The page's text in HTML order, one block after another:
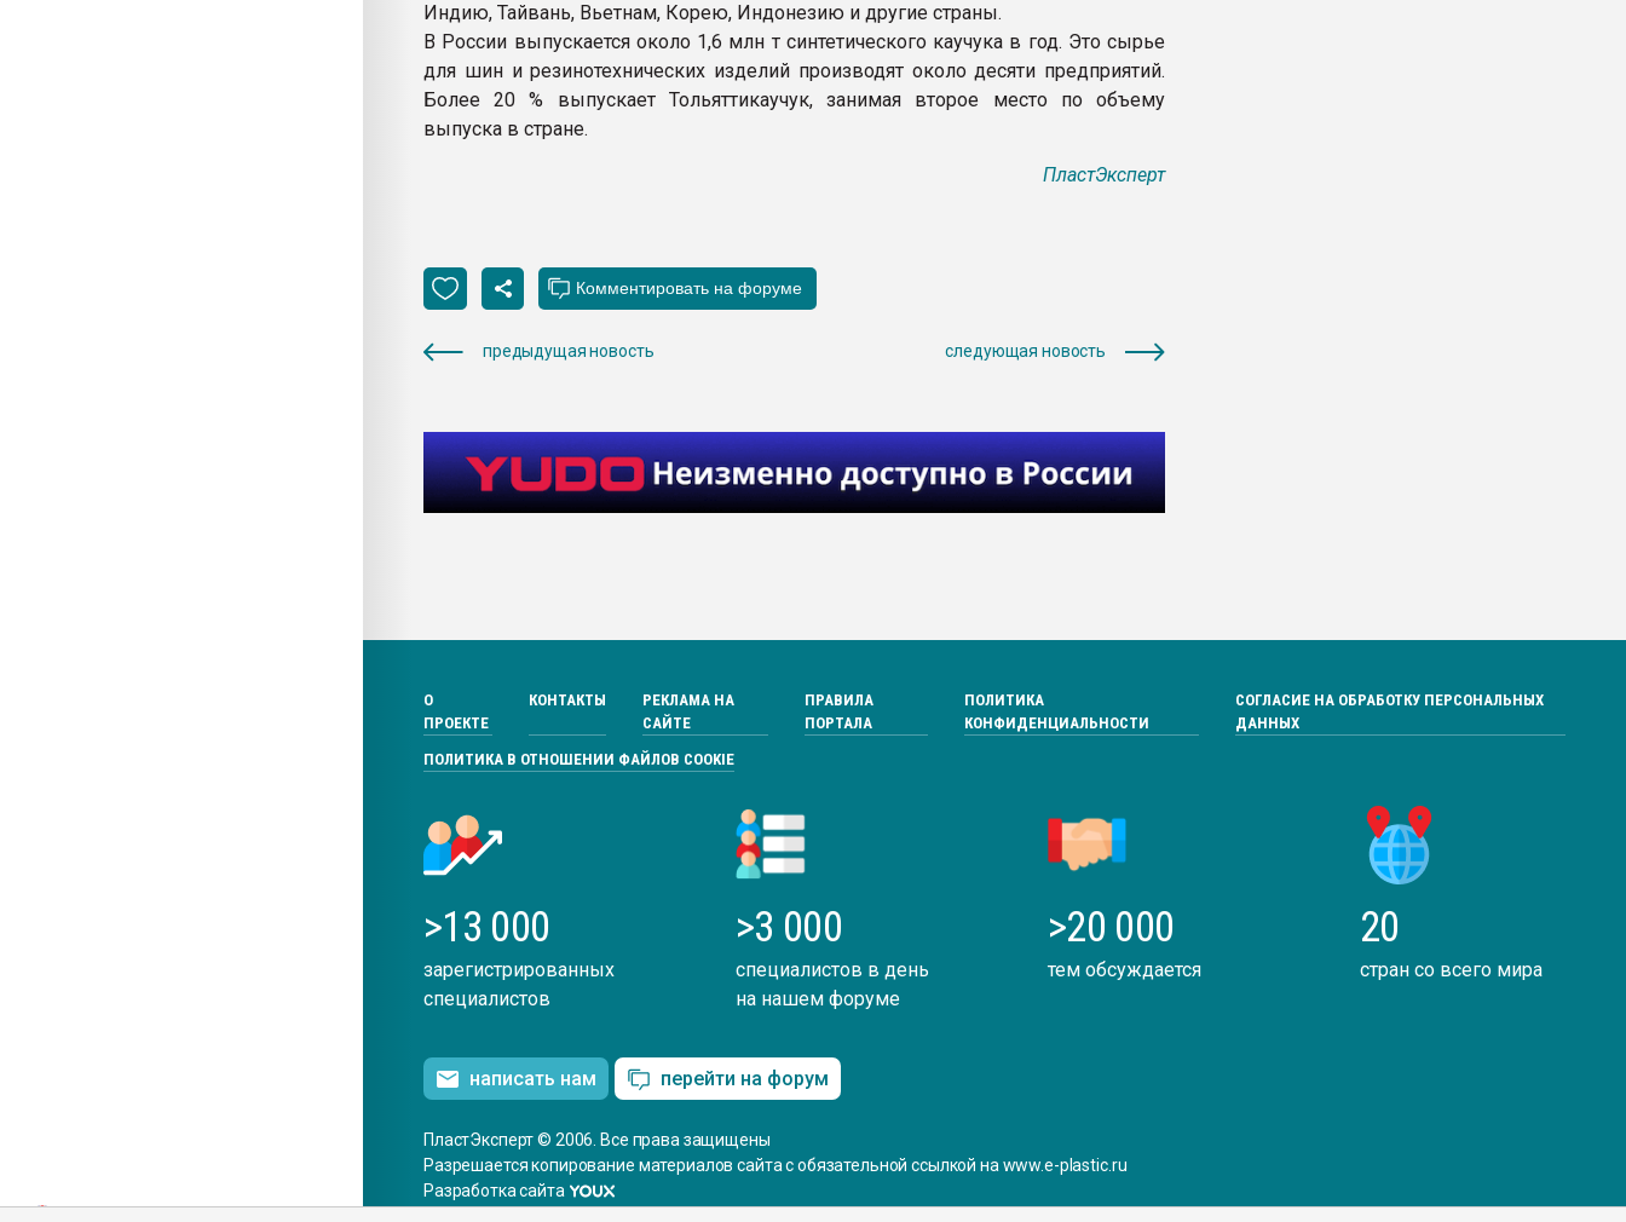
Индию, Тайвань, Вьетнам, Корею, Индонезию и другие страны.
В России выпускается около 1,6 млн т синтетического каучука в год. Это сырье
для шин и резинотехнических изделий производят около десяти предприятий.
Более 20 % выпускает Тольяттикаучук, занимая второе место по объему
выпуска в стране.
ПластЭксперт
предыдущая новость следующая новость
О
ПРОЕКТЕ
КОНТАКТЫ
РЕКЛАМА НА
САЙТЕ
ПРАВИЛА
ПОРТАЛА
ПОЛИТИКА
КОНФИДЕНЦИАЛЬНОСТИ
СОГЛАСИЕ НА ОБРАБОТКУ ПЕРСОНАЛЬНЫХ
ДАННЫХ
ПОЛИТИКА В ОТНОШЕНИИ ФАЙЛОВ COOKIE
>13 000
зарегистрированных
специалистов
>3 000
специалистов в день
на нашем форуме
>20 000
тем обсуждается
20
стран со всего мира
написать нам перейти на форум
ПластЭксперт © 2006. Все права защищены
Разрешается копирование материалов сайта с обязательной ссылкой на www.e-plastic.ru
Разработка сайта